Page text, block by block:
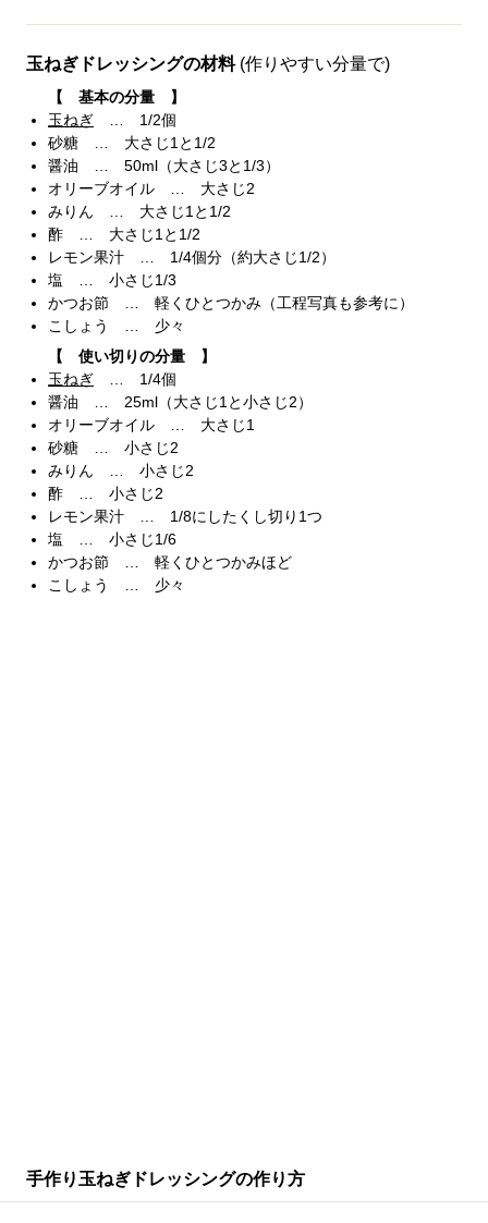
玉ねぎドレッシングの材料 (作りやすい分量で)
【 基本の分量 】
玉ねぎ … 1/2個
砂糖 … 大さじ1と1/2
醤油 … 50ml（大さじ3と1/3）
オリーブオイル … 大さじ2
みりん … 大さじ1と1/2
酢 … 大さじ1と1/2
レモン果汁 … 1/4個分（約大さじ1/2）
塩 … 小さじ1/3
かつお節 … 軽くひとつかみ（工程写真も参考に）
こしょう … 少々
【 使い切りの分量 】
玉ねぎ … 1/4個
醤油 … 25ml（大さじ1と小さじ2）
オリーブオイル … 大さじ1
砂糖 … 小さじ2
みりん … 小さじ2
酢 … 小さじ2
レモン果汁 … 1/8にしたくし切り1つ
塩 … 小さじ1/6
かつお節 … 軽くひとつかみほど
こしょう … 少々
手作り玉ねぎドレッシングの作り方